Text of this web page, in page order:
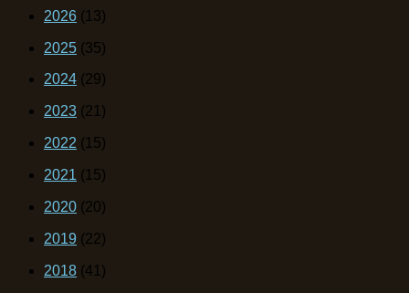
2026 (13)
2025 (35)
2024 (29)
2023 (21)
2022 (15)
2021 (15)
2020 (20)
2019 (22)
2018 (41)